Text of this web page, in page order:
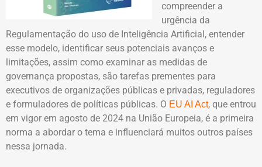
compreender a
urgência da
Regulamentação do uso de Inteligência Artificial, entender
esse modelo, identificar seus potenciais avanços e
limitações, assim como examinar as medidas de
governança propostas, são tarefas prementes para
executivos de organizações públicas e privadas, reguladores
e formuladores de políticas públicas. O EU AI Act, que entrou
em vigor em agosto de 2024 na União Europeia, é a primeira
norma a abordar o tema e influenciará muitos outros países
nessa jornada.